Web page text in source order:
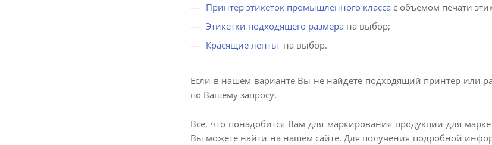
Принтер этикеток промышленного класса с объемом печати
Этикетки подходящего размера на выбор;
Красящие ленты на выбор.
Если в нашем варианте Вы не найдете подходящий принтер или
по Вашему запросу.
Все, что понадобится Вам для маркирования продукции для
Вы можете найти на нашем сайте. Для получения подробной